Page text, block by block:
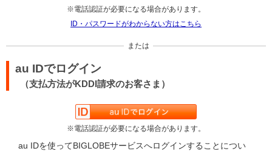
※電話認証が必要になる場合があります。
ID・パスワードがわからない方はこちら
または
au IDでログイン
（支払方法がKDDI請求のお客さま）
※電話認証が必要になる場合があります。
au IDを使ってBIGLOBEサービスへログインすることについ